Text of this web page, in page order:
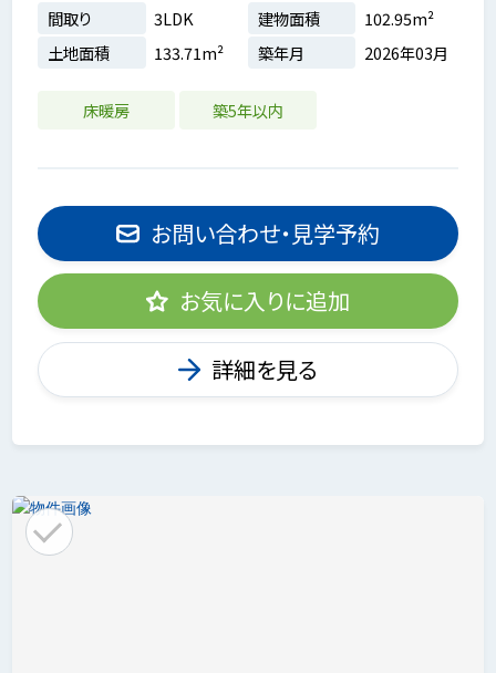
間取り 3LDK 建物面積
102.95m²
土地面積
133.71m² 築年月 2026年03月
床暖房 築5年以内
お問い合わせ・見学予約
お気に入りに追加
詳細を見る